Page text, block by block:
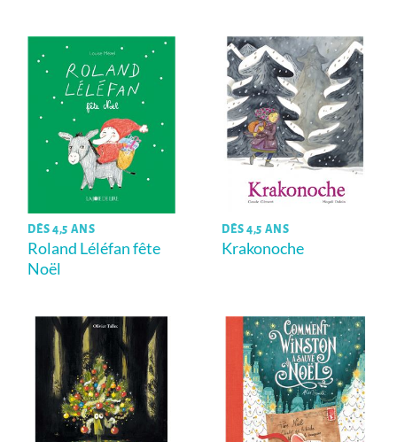
DÈS 4,5 ANS
Roland Léléfan fête
Noël
DÈS 4,5 ANS
Krakonoche